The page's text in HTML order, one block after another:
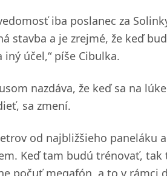
iba poslanec za
stavba a je zrejmé, že keď
účel,“ píše Cibulka.
nazdáva, že keď sa na
sa zmení.
od najbližšieho paneláku
Keď tam budú trénovať,
počuť megafón, a to v rámci